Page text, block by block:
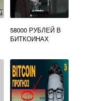
58000 РУБЛЕЙ В
БИТКОИНАХ